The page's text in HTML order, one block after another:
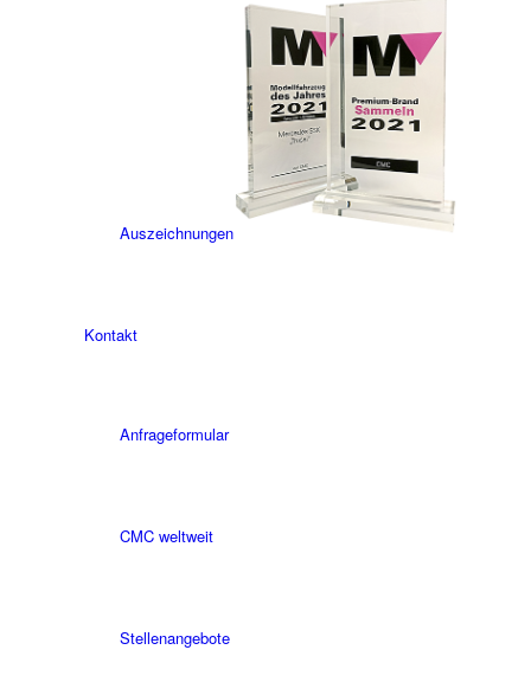
Auszeichnungen
Kontakt
Anfrageformular
CMC weltweit
Stellenangebote